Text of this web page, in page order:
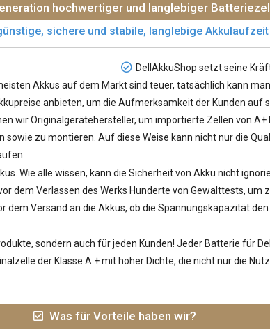
hochwertiger und langlebiger
sichere und stabile, langlebige Akkulaufzeit
DellAkkuShop setzt seine
Akkus auf dem Markt sind teuer, tatsächlich kann
anbieten, um die Aufmerksamkeit der Kunden auf
wir Originalgerätehersteller, um importierte Zellen von
zu montieren. Auf diese Weise kann nicht nur die
. Wie alle wissen, kann die Sicherheit von Akku nicht
dem Verlassen des Werks Hunderte von Gewalttests, um
Versand an die Akkus, ob die Spannungskapazität
sondern auch für jeden Kunden! Jeder Batterie für
der Klasse A + mit hoher Dichte, die nicht nur die
Was für Vorteile haben wir?